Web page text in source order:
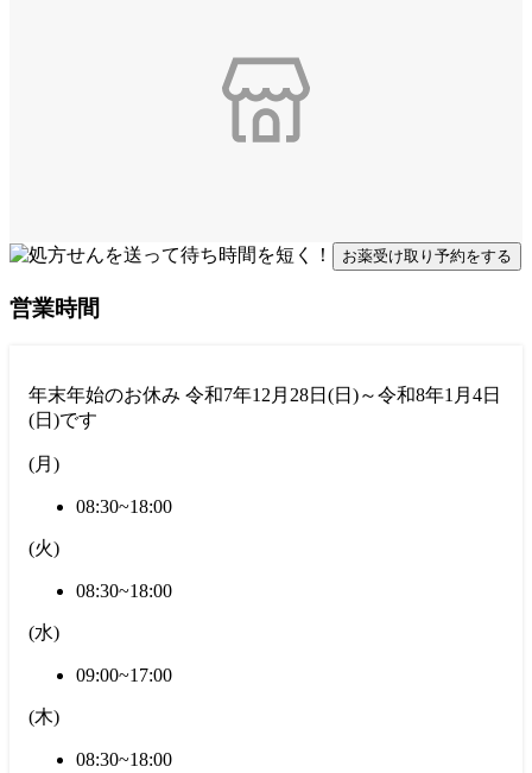
お薬受け取り予約をする
営業時間
年末年始のお休み 令和7年12月28日(日)～令和8年1月4日
(日)です
(月 )
08:30~18:00
(火)
08:30~18:00
(水)
09:00~17:00
(木)
08:30~18:00